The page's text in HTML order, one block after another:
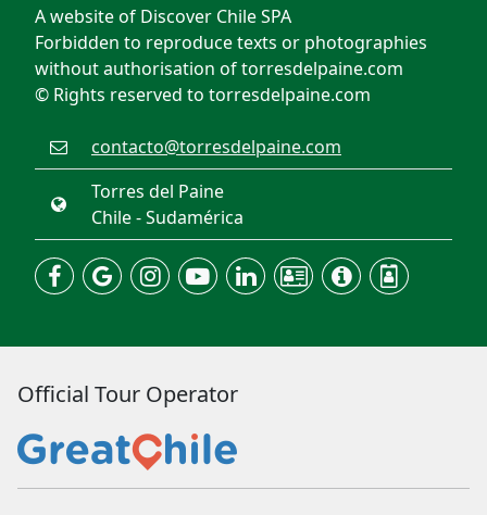
A website of Discover Chile SPA
Forbidden to reproduce texts or photographies
without authorisation of torresdelpaine.com
© Rights reserved to torresdelpaine.com
contacto@torresdelpaine.com
Torres del Paine
Chile - Sudamérica
Official Tour Operator